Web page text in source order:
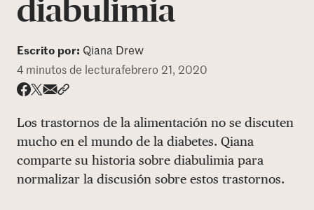
Recursos
Programas
Quienes somos
DONAR
diabulimia
Escrito por: Qiana Drew
4 minutos de lecturafebrero 21, 2020
Los trastornos de la alimentación no se discuten
mucho en el mundo de la diabetes. Qiana
comparte su historia sobre diabulimia para
normalizar la discusión sobre estos trastornos.